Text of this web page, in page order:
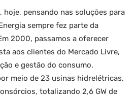
hoje, pensando nas soluções para
sempre fez parte da
2000, passamos a oferecer
aos clientes do Mercado Livre,
e gestão do consumo.
meio de 23 usinas hidrelétricas,
totalizando 2,6 GW de